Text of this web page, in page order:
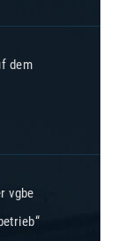
dem
vgbe